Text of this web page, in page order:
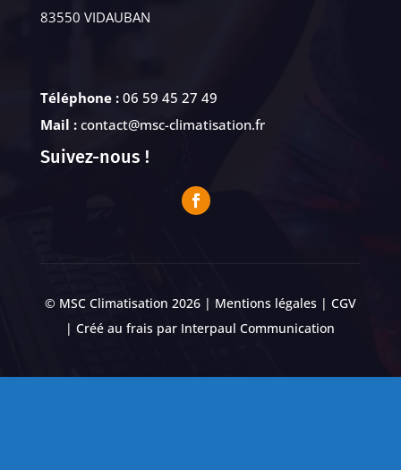
83550 VIDAUBAN
Téléphone : 06 59 45 27 49
Mail :contact@msc-climatisation.fr
Suivez-nous !
© MSC Climatisation 2026 | Mentions légales| CGV
| Créé au frais par Interpaul Communication